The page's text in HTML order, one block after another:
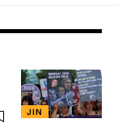
JIN